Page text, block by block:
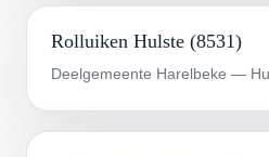
Rolluiken Hulste (8531)
Deelgemeente Harelbeke —